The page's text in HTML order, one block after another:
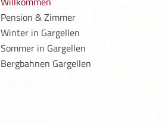
Pension & Zimmer
Winter in Gargellen
Sommer in Gargellen
Bergbahnen Gargellen